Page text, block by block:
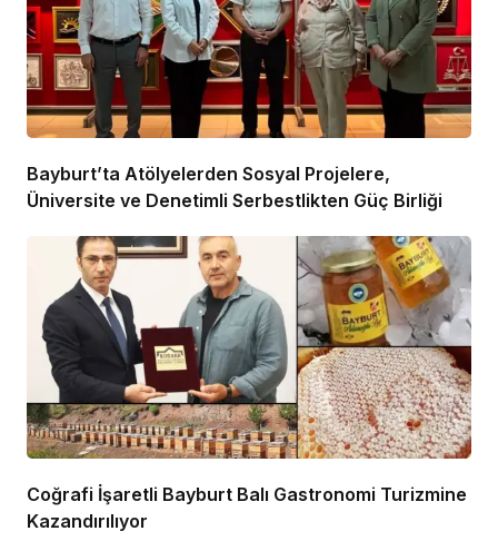
Bayburt’ta Atölyelerden Sosyal Projelere,
Üniversite ve Denetimli Serbestlikten Güç Birliği
Coğrafi İşaretli Bayburt Balı Gastronomi Turizmine
Kazandırılıyor